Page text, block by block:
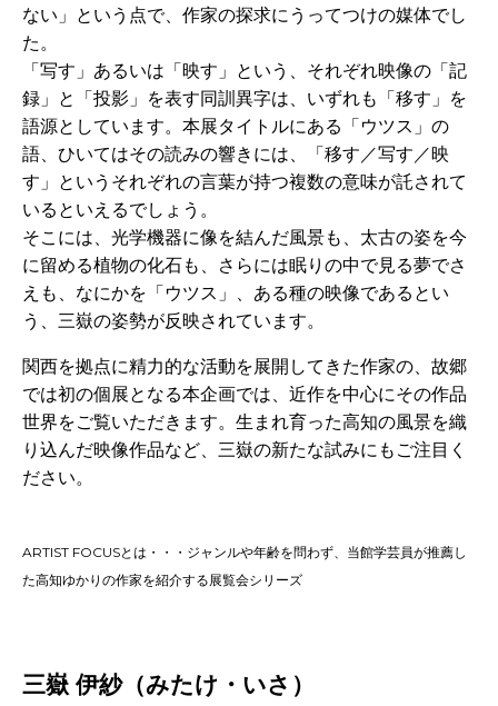
ない」という点で、作家の探求にうってつけの媒体でし
た。
「写す」あるいは「映す」という、それぞれ映像の「記
録」と「投影」を表す同訓異字は、いずれも「移す」を
語源としています。本展タイトルにある「ウツス」の
語、ひいてはその読みの響きには、「移す／写す／映
す」というそれぞれの言葉が持つ複数の意味が託されて
いるといえるでしょう。
そこには、光学機器に像を結んだ風景も、太古の姿を今
に留める植物の化石も、さらには眠りの中で見る夢でさ
えも、なにかを「ウツス」、ある種の映像であるとい
う、三嶽の姿勢が反映されています。
関西を拠点に精力的な活動を展開してきた作家の、故郷
では初の個展となる本企画では、近作を中心にその作品
世界をご覧いただきます。生まれ育った高知の風景を織
り込んだ映像作品など、三嶽の新たな試みにもご注目く
ださい。
ARTIST FOCUSとは・・・ジャンルや年齢を問わず、当館学芸員が推薦し
た高知ゆかりの作家を紹介する展覧会シリーズ
三嶽 伊紗（みたけ・いさ）